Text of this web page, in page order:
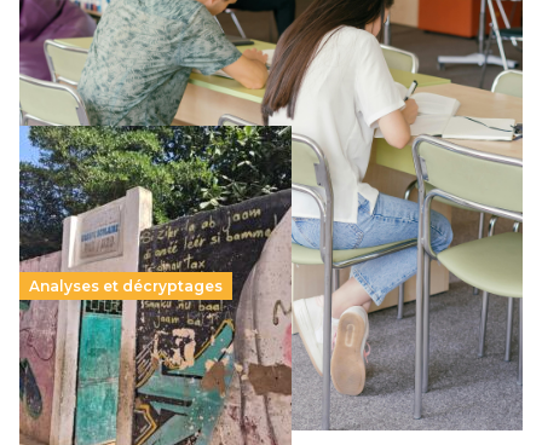
supérieur privé met en lumière l’amplification d’un système
qui relègue l’acte pédagogique au superfétatoire, voire à…
Lire la suite →
Analyses et décryptages
258 millions d’enfants victimes de la guerre, des
chocs climatiques et des déplacements de
population
11 juillet 2026- National